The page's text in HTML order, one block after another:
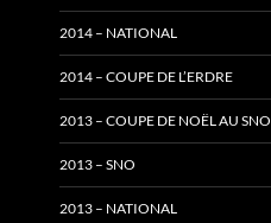
2014 – NATIONAL
2014 – COUPE DE L’ERDRE
2013 – COUPE DE NOËL AU SNO
2013 – SNO
2013 – NATIONAL